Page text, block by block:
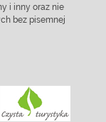
i inny oraz nie
bez pisemnej